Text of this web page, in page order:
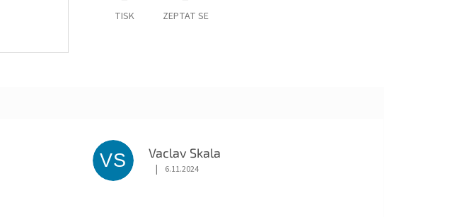
TISK ZEPTAT SE
VS Vaclav Skala
Hodnocení obchodu je 5 z 5 hvězdiček.
| 6.11.2024